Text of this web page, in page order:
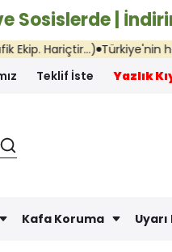
Sosislerde |
Türkiye'nin her yerine
Teklif İste Yazlık
Kafa Koruma